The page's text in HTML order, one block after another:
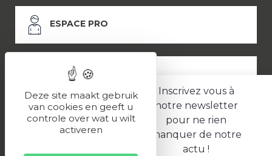
Inscrivez vous à
notre newsletter
pour ne rien
manquer de notre
actu !
ESPACE PRO
ESPACE PRESSE
LES PARTENAIRES
Politique de confidentialité
Deze site maakt gebruik
van cookies en geeft u
controle over wat u wilt
activeren